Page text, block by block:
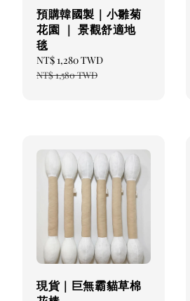
預購韓國製｜小雛菊
花園 ｜ 景觀舒適地
毯
Sale
price
NT$ 1,280 TWD
NT$ 1,580 TWD
現貨｜巨無霸貓草棉